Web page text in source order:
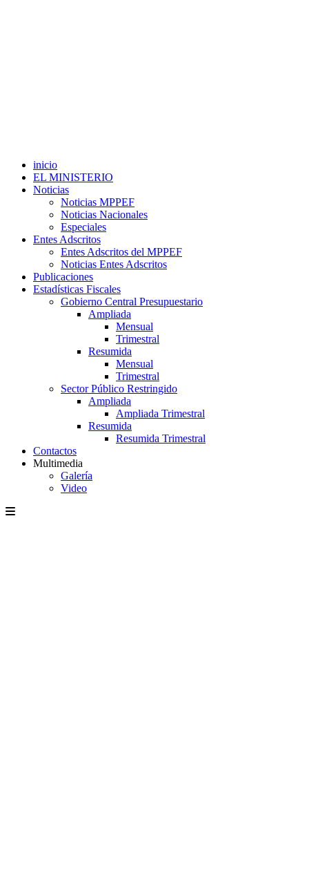
inicio
EL MINISTERIO
Noticias
Noticias MPPEF
Noticias Nacionales
Especiales
Entes Adscritos
Entes Adscritos del MPPEF
Noticias Entes Adscritos
Publicaciones
Estadísticas Fiscales
Gobierno Central Presupuestario
Ampliada
Mensual
Trimestral
Resumida
Mensual
Trimestral
Sector Público Restringido
Ampliada
Ampliada Trimestral
Resumida
Resumida Trimestral
Contactos
Multimedia
Galería
Video